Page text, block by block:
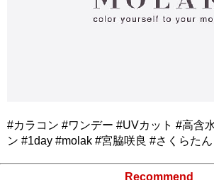
#カラコン #ワンデー #UVカット #高含
ン #1day #molak #宮脇咲良 #さくらた
Recommend